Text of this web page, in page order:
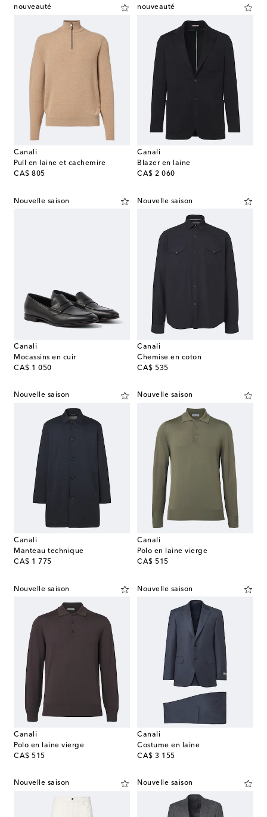
nouveauté
Canali
Pull en laine et cachemire
CA$ 805
original price
nouveauté
Canali
Blazer en laine
CA$ 2 060
original price
Nouvelle saison
Canali
Mocassins en cuir
CA$ 1 050
original price
Nouvelle saison
Canali
Chemise en coton
CA$ 535
original price
Nouvelle saison
Canali
Manteau technique
CA$ 1 775
original price
Nouvelle saison
Canali
Polo en laine vierge
CA$ 515
original price
Nouvelle saison
Canali
Polo en laine vierge
CA$ 515
original price
Nouvelle saison
Canali
Costume en laine
CA$ 3 155
original price
Nouvelle saison Nouvelle saison